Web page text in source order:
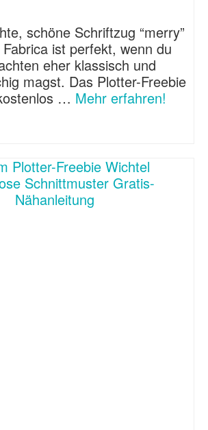
schöne Schriftzug “merry”
ist perfekt, wenn du
eher klassisch und
magst. Das Plotter-Freebie
… Mehr erfahren!